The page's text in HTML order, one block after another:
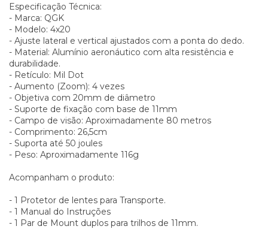
Especificação Técnica:
- Marca: QGK
- Modelo: 4x20
- Ajuste lateral e vertical ajustados com a ponta do dedo.
- Material: Alumínio aeronáutico com alta resistência e
durabilidade.
- Retículo: Mil Dot
- Aumento (Zoom): 4 vezes
- Objetiva com 20mm de diâmetro
- Suporte de fixação com base de 11mm
- Campo de visão: Aproximadamente 80 metros
- Comprimento: 26,5cm
- Suporta até 50 joules
- Peso: Aproximadamente 116g
Acompanham o produto:
- 1 Protetor de lentes para Transporte.
- 1 Manual do Instruções
- 1 Par de Mount duplos para trilhos de 11mm.